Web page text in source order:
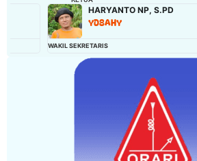
HARYANTO NP, S.PD
YD8AHY
WAKIL SEKRETARIS